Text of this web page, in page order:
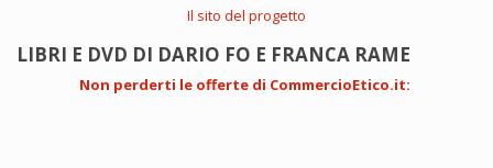
Il sito del progetto
LIBRI E DVD DI DARIO FO E FRANCA RAME
Non perderti le offerte di CommercioEtico.it: